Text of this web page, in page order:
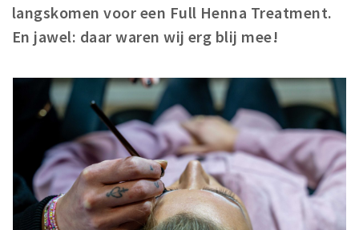
Natuurgebieden
Baroniepoorten
Andere City Apps
Inloggen
langskomen voor een Full Henna Treatment.
En jawel: daar waren wij erg blij mee!